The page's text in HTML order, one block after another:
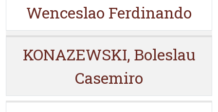
Wenceslao Ferdinando
KONAZEWSKI, Boleslau
Casemiro